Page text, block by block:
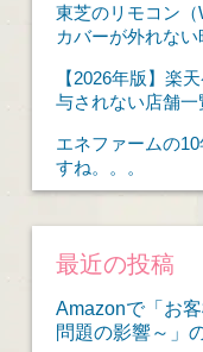
東芝のリモコン（
カバーが外れない
【2026年版】楽
与されない店舗一
エネファームの
すね。。。
最近の投稿
Amazonで「お
問題の影響～」